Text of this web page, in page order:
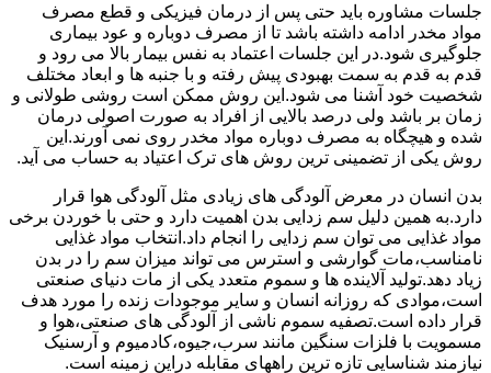
جلسات مشاوره باید حتی پس از درمان فیزیکی و قطع مصرف
مواد مخدر ادامه داشته باشد تا از مصرف دوباره و عود بیماری
جلوگیری شود.در این جلسات اعتماد به نفس بیمار بالا می رود و
قدم به قدم به سمت بهبودی پیش رفته و با جنبه ها و ابعاد مختلف
شخصیت خود آشنا می شود.این روش ممکن است روشی طولانی و
زمان بر باشد ولی درصد بالایی از افراد به صورت اصولی درمان
شده و هیچگاه به مصرف دوباره مواد مخدر روی نمی آورند.این
روش یکی از تضمینی ترین روش های ترک اعتیاد به حساب می آید.
بدن انسان در معرض آلودگی های زیادی مثل آلودگی هوا قرار
دارد.به همین دلیل سم زدایی بدن اهمیت دارد و حتی با خوردن برخی
مواد غذایی می توان سم زدایی را انجام داد.انتخاب مواد غذایی
نامناسب،مات گوارشی و استرس می تواند میزان سم را در بدن
زیاد دهد.تولید آلاینده ها و سموم متعدد یکی از مات دنیای صنعتی
است،موادی که روزانه انسان و سایر موجودات زنده را مورد هدف
قرار داده است.تصفیه سموم ناشی از آلودگی های صنعتی،هوا و
مسمویت با فلزات سنگین مانند سرب،جیوه،کادمیوم و آرسنیک
نیازمند شناسایی تازه ترین راههای مقابله دراین زمینه است.